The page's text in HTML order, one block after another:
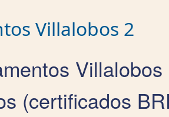
Villalobos 2
(certificados